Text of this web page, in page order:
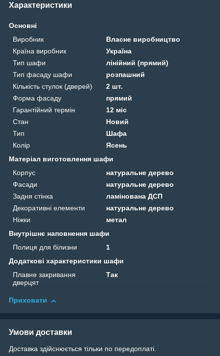
Характеристики
Основні
Виробник
Власне виробництво
Країна виробник
Україна
Тип шафи
лінійний (прямий)
Тип фасаду шафи
розпашний
Кількість стулок (дверей)
2 шт.
Форма фасаду
прямий
Гарантійний термін
12 міс
Стан
Новий
Тип
Шафа
Колір
Ясень
Матеріал виготовлення шафи
Корпус
натуральне дерево
Фасади
натуральне дерево
Задня стінка
ламінована ДСП
Декоративні елементи
натуральне дерево
Ніжки
метал
Внутрішнє наповнення шафи
Полиця для білизни
1
Додаткові характеристики шафи
Плавне закривання
дверцят
Так
Приховати
Умови доставки
Доставка здійснюється тільки по передоплаті.